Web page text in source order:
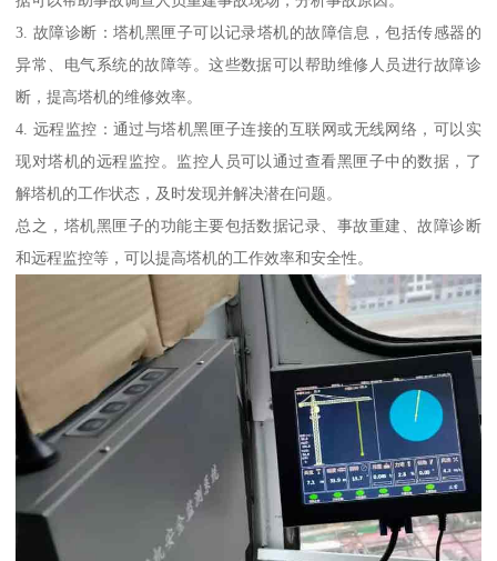
3. 故障诊断：塔机黑匣子可以记录塔机的故障信息，包括传感器的
异常、电气系统的故障等。这些数据可以帮助维修人员进行故障诊
断，提高塔机的维修效率。
4. 远程监控：通过与塔机黑匣子连接的互联网或无线网络，可以实
现对塔机的远程监控。监控人员可以通过查看黑匣子中的数据，了
解塔机的工作状态，及时发现并解决潜在问题。
总之，塔机黑匣子的功能主要包括数据记录、事故重建、故障诊断
和远程监控等，可以提高塔机的工作效率和安全性。